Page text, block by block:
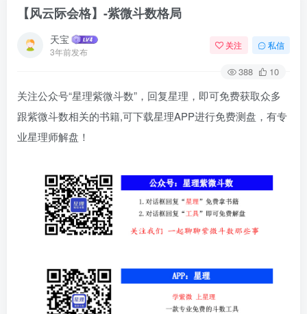
【风云际会格】-紫微斗数格局
天宝
3年前发布
关注 私信
388 10
关注公众号“星理紫微斗数”，回复星理，即可免费获取众多
跟紫微斗数相关的书籍,可下载星理APP进行免费测盘，有专
业星理师解盘！